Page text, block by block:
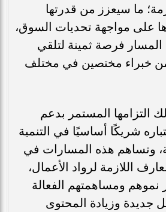
ما سيعزز من قدرتها
على مواجهة تحديات السوق،
المسار فرصة ثمينة لتلقي
خبراء مختصين في مختلف
التزامها المستمر بدعم
شريكًا أساسيًا في التنمية
وتساهم هذه المسارات في
اللازمة لرواد الأعمال،
ومساهمتهم الفعالة
وزيادة المحتوى